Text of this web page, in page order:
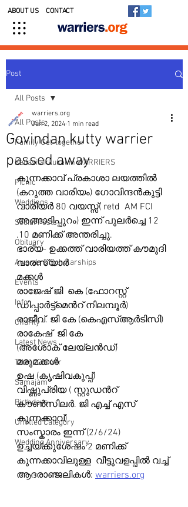
ABOUT US CONTACT
Post
All Posts
Family Get-together
Kedavilakkukal in WARRIERS
Picnic
Weddings
Social Posts
Obituary
Awards & Scholarships
Events
Info
Charity
Latest News
Talent Corner
Samajam
Birthdays
Untitled Category
Wedding Anniversary
All Posts
Govindan kutty warrier
passed away
warriers.org
Jun 2, 2024 1 min read
കുന്നക്കാവ് പ്രകാശാ ലയത്തിൽ
(കറുത്ത വാരിയം) ഗോവിന്ദൻകുട്ടി
വാരിയർ 80 വയസ്സ്( retd  AM FCI
അങ്ങാടിപ്പുറം) ഇന്ന് പുലർച്ചെ 12
.10 മണിക്ക് അന്തരിച്ചു.
ഭാര്യ- ഉക്കത്ത് വാരിയത്ത് കൗമുദി
വാരസ്യാർ
മക്കൾ
രാജേഷ് ജി  കെ (ഫോറസ്റ്റ്
ഡിപ്പാർട്ട്മെൻറ് നിലമ്പൂർ)
രാജീവ്. ജി കേ (കെഎസ്ആർടിസി)
രാകേഷ്  ജി കേ
(അശോക് ലേയ്‌ലൻഡ്)
മരുമക്കൾ
ഉഷ (കൃഷിവകുപ്പ്)
വിഷ്ണുപ്രിയ ( സ്റ്റുഡൻറ്
കൗൺസിലർ. ജി എച്ച് എസ്
കുന്നക്കാവ്)
സംസ്കാരം ഇന്ന് (2/6/24)
ഉച്ചയ്ക്കുശേഷം 2 മണിക്ക്
കുന്നക്കാവിലുള്ള  വീട്ടുവളപ്പിൽ വച്ച്
ആദരാഞ്ജലികൾ: warriers.org